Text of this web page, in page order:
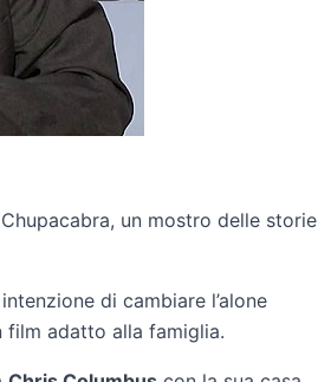
un mostro delle storie
di cambiare l’alone
film adatto alla famiglia.